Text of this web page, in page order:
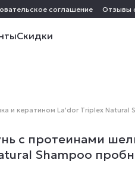
соглашение Отзывы
Скидки
и кератином La'dor Triplex Natural
с протеинами
Shampoo